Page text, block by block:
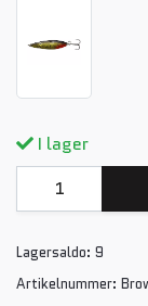
I lager
Lagersaldo: 9
Artikelnummer: